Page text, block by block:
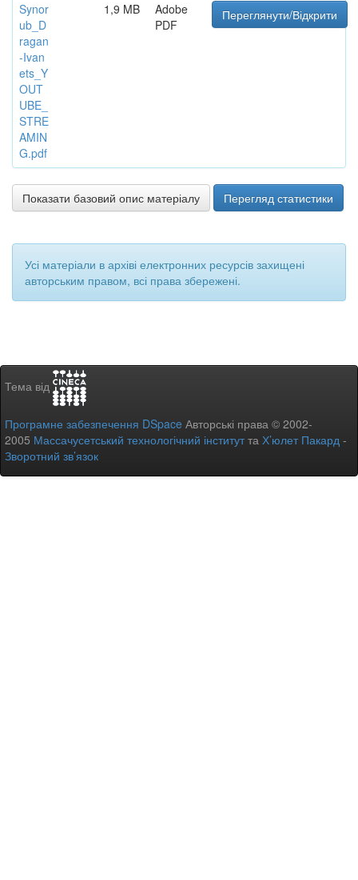
Synor
ub_D
ragan
-Ivan
ets_Y
OUT
UBE_
STRE
AMIN
G.pdf
1,9 MB
Adobe
PDF
Переглянути/Відкрити
Показати базовий опис матеріалу Перегляд статистики
Усі матеріали в архіві електронних ресурсів захищені
авторським правом, всі права збережені.
Тема від
Програмне забезпечення DSpace Авторські права © 2002-
2005 Массачусетський технологічний інститутта Х’юлет Пакард -
Зворотний зв’язок